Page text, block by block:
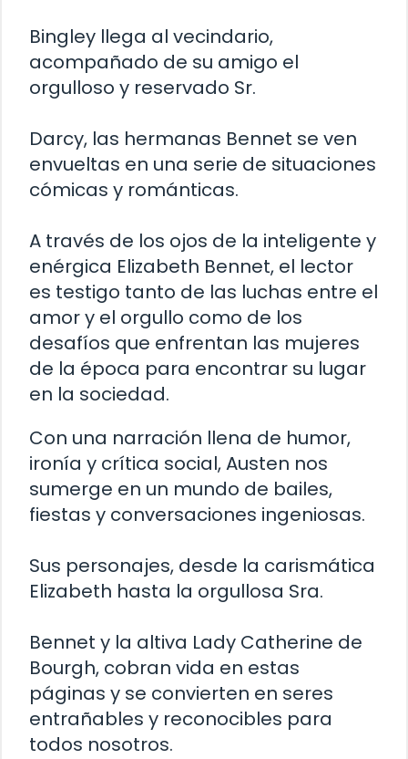
Bingley llega al vecindario,
acompañado de su amigo el
orgulloso y reservado Sr.
Darcy, las hermanas Bennet se ven
envueltas en una serie de situaciones
cómicas y románticas.
A través de los ojos de la inteligente y
enérgica Elizabeth Bennet, el lector
es testigo tanto de las luchas entre el
amor y el orgullo como de los
desafíos que enfrentan las mujeres
de la época para encontrar su lugar
en la sociedad.
Con una narración llena de humor,
ironía y crítica social, Austen nos
sumerge en un mundo de bailes,
fiestas y conversaciones ingeniosas.
Sus personajes, desde la carismática
Elizabeth hasta la orgullosa Sra.
Bennet y la altiva Lady Catherine de
Bourgh, cobran vida en estas
páginas y se convierten en seres
entrañables y reconocibles para
todos nosotros.